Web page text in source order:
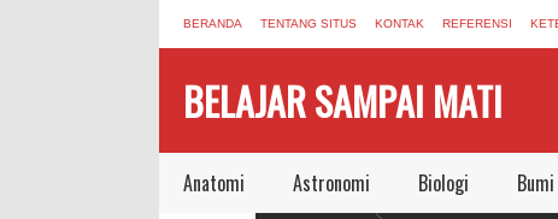
BERANDA TENTANG SITUS KONTAK REFERENSI
BELAJAR SAMPAI MATI
Anatomi Astronomi Biologi Bumi